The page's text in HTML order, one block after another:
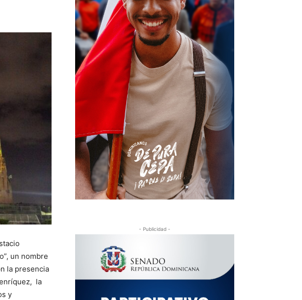
Pinterest Linkedin ReddIt
un nombre
la presencia
la
y
- Publicidad -